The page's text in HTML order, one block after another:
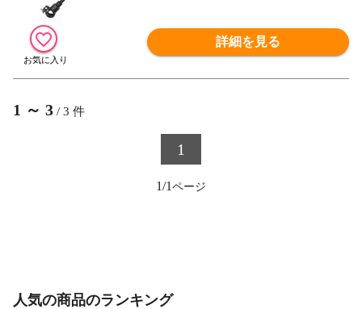
詳細を見る
1 ～ 3 / 3 件
1
1/1
人気の商品のランキング